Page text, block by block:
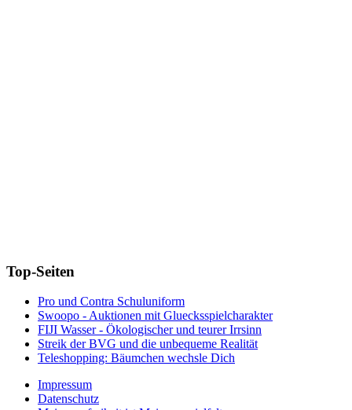
Top-Seiten
Pro und Contra Schuluniform
Swoopo - Auktionen mit Gluecksspielcharakter
FIJI Wasser - Ökologischer und teurer Irrsinn
Streik der BVG und die unbequeme Realität
Teleshopping: Bäumchen wechsle Dich
Impressum
Datenschutz